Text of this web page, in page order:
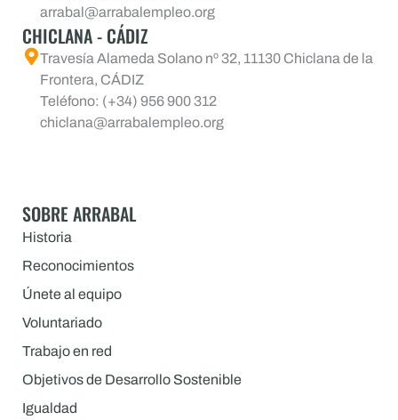
arrabal@arrabalempleo.org
CHICLANA - CÁDIZ
Travesía Alameda Solano nº 32, 11130 Chiclana de la
Frontera, CÁDIZ
Teléfono: (+34) 956 900 312
chiclana@arrabalempleo.org
SOBRE ARRABAL
Historia
Reconocimientos
Únete al equipo
Voluntariado
Trabajo en red
Objetivos de Desarrollo Sostenible
Igualdad